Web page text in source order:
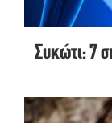
Συκώτι: 7